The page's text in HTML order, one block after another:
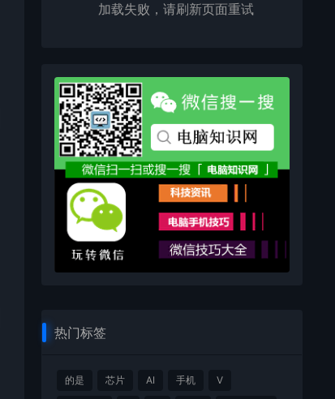
加载失败，请刷新页面重试
热门标签
的是 芯片 AI 手机 V